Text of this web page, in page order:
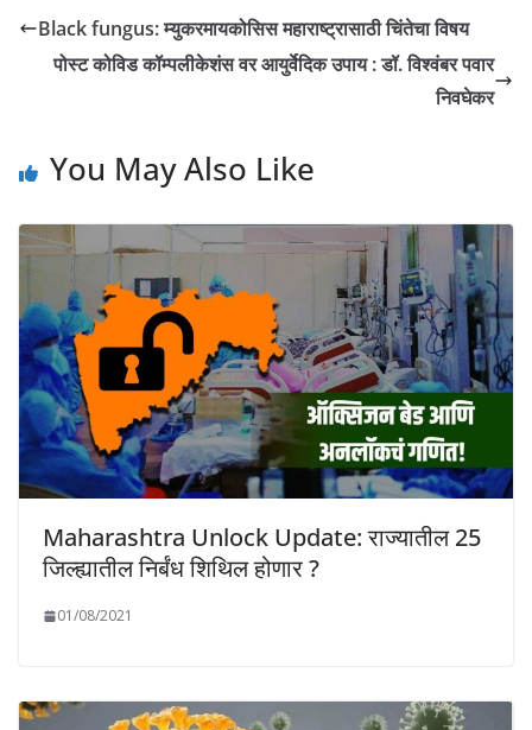
Black fungus: म्युकरमायकोसिस महाराष्ट्रासाठी चिंतेचा विषय
पोस्ट कोविड कॉम्पलीकेशंस वर आयुर्वेदिक उपाय : डॉ. विश्वंबर पवार
निवघेकर
You May Also Like
Maharashtra Unlock Update: राज्यातील 25
जिल्ह्यातील निर्बंध शिथिल होणार ?
01/08/2021